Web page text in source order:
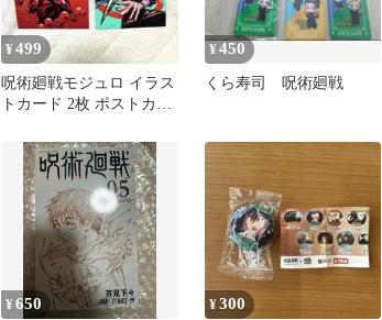
¥499
呪術廻戦モジュロ イラス
トカード 2枚 ポストカー
¥450
くら寿司 呪術廻戦
¥650 ¥300